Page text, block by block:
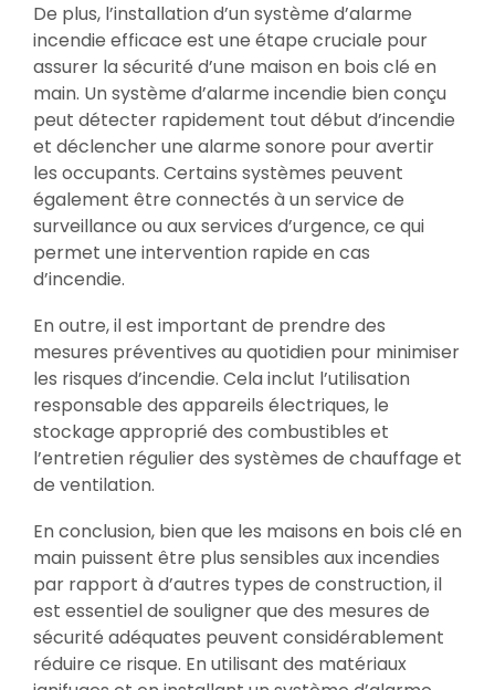
De plus, l’installation d’un système d’alarme
incendie efficace est une étape cruciale pour
assurer la sécurité d’une maison en bois clé en
main. Un système d’alarme incendie bien conçu
peut détecter rapidement tout début d’incendie
et déclencher une alarme sonore pour avertir
les occupants. Certains systèmes peuvent
également être connectés à un service de
surveillance ou aux services d’urgence, ce qui
permet une intervention rapide en cas
d’incendie.
En outre, il est important de prendre des
mesures préventives au quotidien pour minimiser
les risques d’incendie. Cela inclut l’utilisation
responsable des appareils électriques, le
stockage approprié des combustibles et
l’entretien régulier des systèmes de chauffage et
de ventilation.
En conclusion, bien que les maisons en bois clé en
main puissent être plus sensibles aux incendies
par rapport à d’autres types de construction, il
est essentiel de souligner que des mesures de
sécurité adéquates peuvent considérablement
réduire ce risque. En utilisant des matériaux